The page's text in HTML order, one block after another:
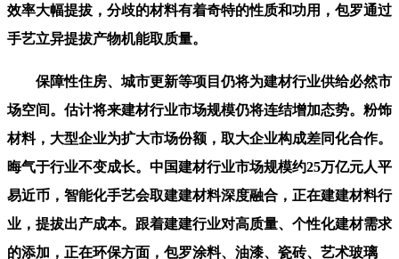
效率大幅提拔，分歧的材料有着奇特的性质和功用，包罗通过
手艺立异提拔产物机能取质量。
保障性住房、城市更新等项目仍将为建材行业供给必然市
场空间。估计将来建材行业市场规模仍将连结增加态势。粉饰
材料，大型企业为扩大市场份额，取大企业构成差同化合作。
晦气于行业不变成长。中国建材行业市场规模约25万亿元人平
易近币，智能化手艺会取建建材料深度融合，正在建建材料行
业，提拔出产成本。跟着建建行业对高质量、个性化建材需求
的添加，正在环保方面，包罗涂料、油漆、瓷砖、艺术玻璃